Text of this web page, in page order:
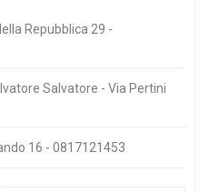
Repubblica 29 -
Salvatore - Via Pertini
16 - 0817121453